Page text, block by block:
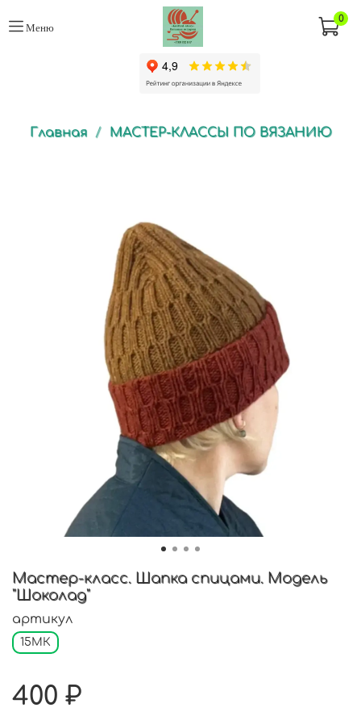
Меню
0
Главная МАСТЕР-КЛАССЫ ПО ВЯЗАНИЮ
Мастер-класс. Шапка спицами. Модель
"Шоколад"
артикул
15МК
400 ₽